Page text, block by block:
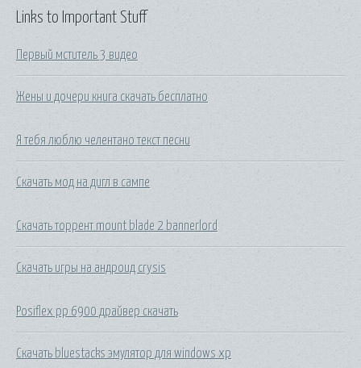
Links to Important Stuff
Первый мститель 3 видео
Жены и дочери книга скачать бесплатно
Я тебя люблю челентано текст песни
Скачать мод на дигл в сампе
Скачать торрент mount blade 2 bannerlord
Скачать игры на андроид crysis
Posiflex pp 6900 драйвер скачать
Скачать bluestacks эмулятор для windows xp